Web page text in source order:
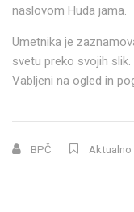
naslovom Huda jama.
Umetnika je
svetu preko svojih slik.
Vabljeni na ogled in
BPČ Aktualno